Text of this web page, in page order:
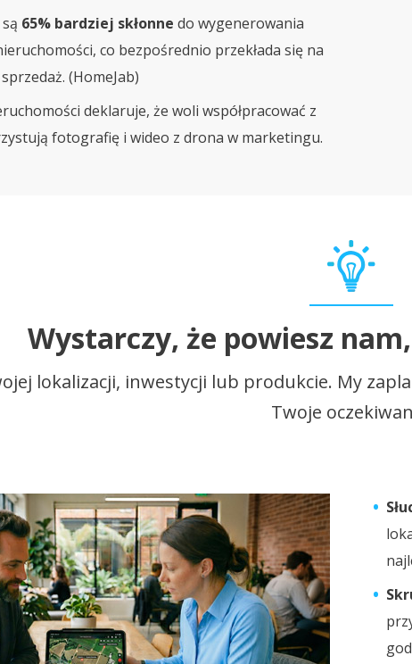
65% bardziej skłonne do wygenerowania
co bezpośrednio przekłada się na
(HomeJab)
deklaruje, że woli współpracować z
fotografię i wideo z drona w marketingu.
Wystarczy, że powiesz
lokalizacji, inwestycji lub produkcie. My
Twoje